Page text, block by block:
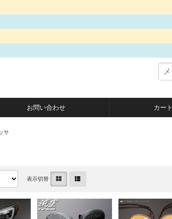
お問い合わせ カー
サ
表示切替